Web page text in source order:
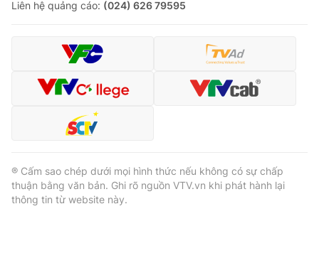
Liên hệ quảng cáo: (024) 626 79595
® Cấm sao chép dưới mọi hình thức nếu không có sự chấp
thuận bằng văn bản. Ghi rõ nguồn VTV.vn khi phát hành lại
thông tin từ website này.